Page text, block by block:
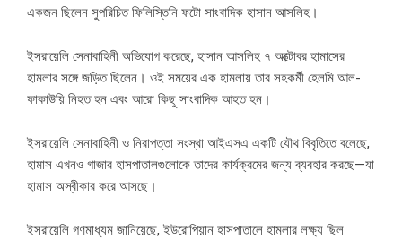
একজন ছিলেন সুপরিচিত ফিলিস্তিনি ফটো সাংবাদিক হাসান আসলিহ।
ইসরায়েলি সেনাবাহিনী অভিযোগ করেছে, হাসান আসলিহ ৭ অক্টোবর হামাসের
হামলার সঙ্গে জড়িত ছিলেন। ওই সময়ের এক হামলায় তার সহকর্মী হেলমি আল-
ফাকাউয়ি নিহত হন এবং আরো কিছু সাংবাদিক আহত হন।
ইসরায়েলি সেনাবাহিনী ও নিরাপত্তা সংস্থা আইএসএ একটি যৌথ বিবৃতিতে বলেছে,
হামাস এখনও গাজার হাসপাতালগুলোকে তাদের কার্যক্রমের জন্য ব্যবহার করছে—যা
হামাস অস্বীকার করে আসছে।
ইসরায়েলি গণমাধ্যম জানিয়েছে, ইউরোপিয়ান হাসপাতালে হামলার লক্ষ্য ছিল